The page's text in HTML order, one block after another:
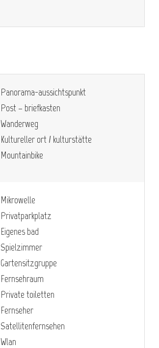
Panorama-aussichtspunkt
Post – briefkasten
Wanderweg
Kultureller ort / kulturstätte
Mountainbike
Mikrowelle
Privatparkplatz
Eigenes bad
Spielzimmer
Gartensitzgruppe
Fernsehraum
Private toiletten
Fernseher
Satellitenfernsehen
Wlan